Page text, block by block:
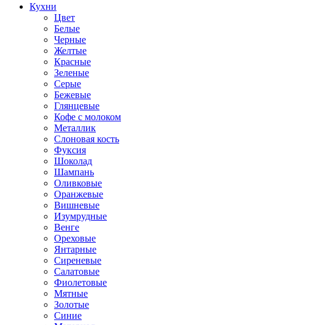
Кухни
Цвет
Белые
Черные
Желтые
Красные
Зеленые
Серые
Бежевые
Глянцевые
Кофе с молоком
Металлик
Слоновая кость
Фуксия
Шоколад
Шампань
Оливковые
Оранжевые
Вишневые
Изумрудные
Венге
Ореховые
Янтарные
Сиреневые
Салатовые
Фиолетовые
Мятные
Золотые
Синие